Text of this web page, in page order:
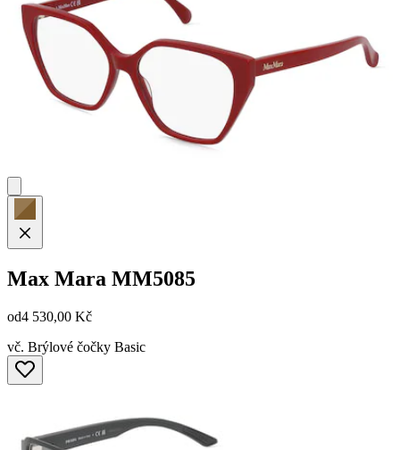
Max Mara MM5085
od4 530,00 Kč
vč. Brýlové čočky Basic